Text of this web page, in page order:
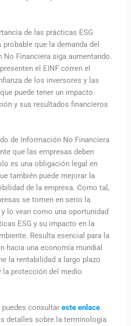
de las prácticas ESG
que la demanda del
No Financiera siga aumentando.
el EINF corren el
de los inversores y las
puede tener un impacto
y sus resultados financieros
de Información No Financiera
que las empresas deben
es una obligación legal en
también puede mejorar la
de la empresa. Como tal,
se tomen en serio la
lo vean como una oportunidad
ESG y su impacto en la
Resulta esencial para la
hacia una economía mundial
la rentabilidad a largo plazo
protección del medio
consultar este enlace.
detalles sobre la terminología